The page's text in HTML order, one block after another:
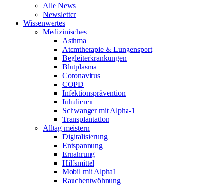
Alle News
Newsletter
Wissenwertes
Medizinisches
Asthma
Atemtherapie & Lungensport
Begleiterkrankungen
Blutplasma
Coronavirus
COPD
Infektionsprävention
Inhalieren
Schwanger mit Alpha-1
Transplantation
Alltag meistern
Digitalisierung
Entspannung
Ernährung
Hilfsmittel
Mobil mit Alpha1
Rauchentwöhnung